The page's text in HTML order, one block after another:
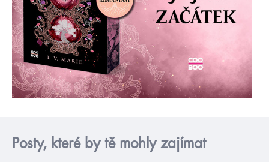
Posty, které by tě mohly zajímat